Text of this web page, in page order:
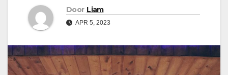
Door Liam
APR 5, 2023